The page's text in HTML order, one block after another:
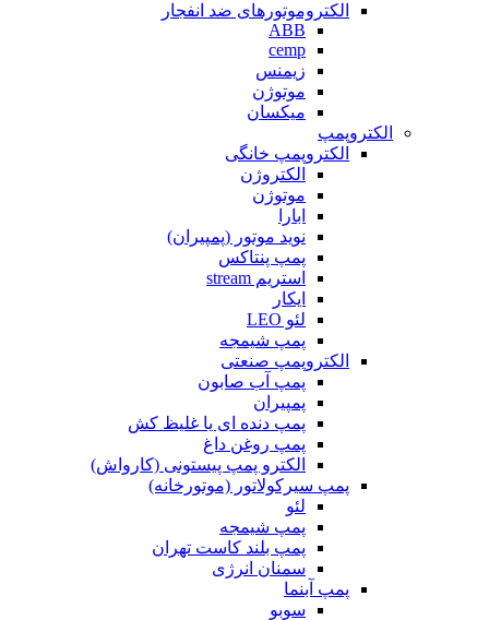
الکتروموتورهای ضد انفجار
ABB
cemp
زیمنس
موتوژن
میکسان
الکتروپمپ
الکتروپمپ خانگی
الکتروژن
موتوژن
ابارا
نوید موتور (پمپیران)
پمپ پنتاکس
استریم stream
ایکار
لئو LEO
پمپ شیمجه
الکتروپمپ صنعتی
پمپ آب صابون
پمپیران
پمپ دنده ای یا غلیظ کش
پمپ روغن داغ
الکترو پمپ پیستونی (کارواش)
پمپ سیرکولاتور (موتورخانه)
لئو
پمپ شیمجه
پمپ بلند کاست تهران
سمنان انرژی
پمپ آبنما
سوبو